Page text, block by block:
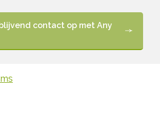
contact op met Any